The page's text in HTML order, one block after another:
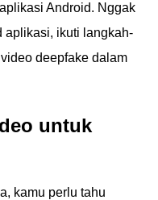
Android. Nggak
aplikasi, ikuti langkah-
deepfake dalam
untuk
kamu perlu tahu